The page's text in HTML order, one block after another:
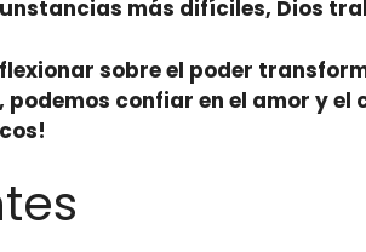
más difíciles, Dios
sobre el poder
confiar en el amor y